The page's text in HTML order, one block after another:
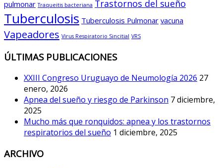
pulmonar Traqueitis bacteriana Trastornos del sueño
Tuberculosis Tuberculosis Pulmonar vacuna
Vapeadores Virus Respiratorio Sincitial VRS
ÚLTIMAS PUBLICACIONES
XXIII Congreso Uruguayo de Neumología 2026 27
enero, 2026
Apnea del sueño y riesgo de Parkinson 7 diciembre,
2025
Mucho más que ronquidos: apnea y los trastornos
respiratorios del sueño 1 diciembre, 2025
ARCHIVO